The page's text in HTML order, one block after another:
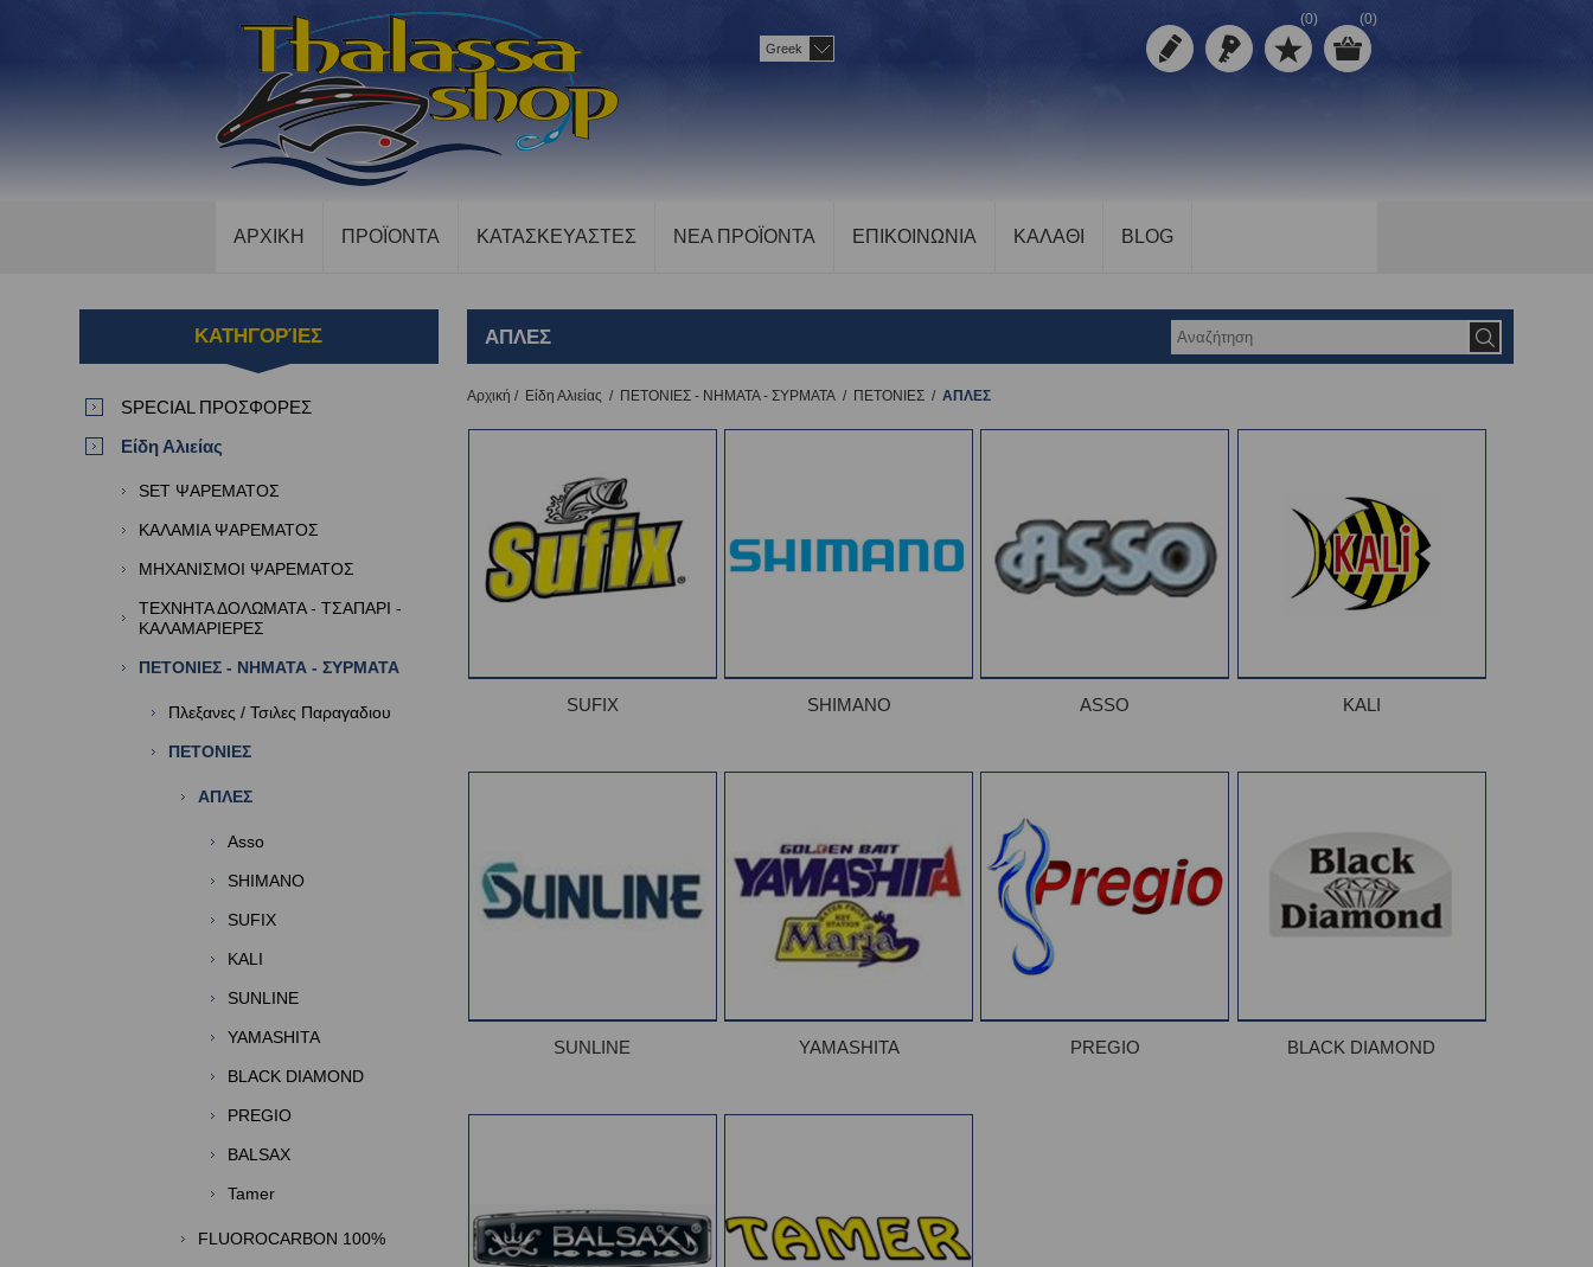
(0) (0)
Greek
ΑΡΧΙΚΗ ΠΡΟΪΟΝΤΑ ΚΑΤΑΣΚΕΥΑΣΤΕΣ ΝΕΑ ΠΡΟΪΟΝΤΑ ΕΠΙΚΟΙΝΩΝΙΑ ΚΑΛΑΘΙ BLOG
ΑΠΛΕΣ
Αρχική / Είδη Αλιείας / ΠΕΤΟΝΙΕΣ - ΝΗΜΑΤΑ - ΣΥΡΜΑΤΑ / ΠΕΤΟΝΙΕΣ / ΑΠΛΕΣ
SUFIX SHIMANO ASSO KALI
SUNLINE YAMASHITA PREGIO BLACK DIAMOND
ΚΑΤΗΓΟΡΊΕΣ
SPECIAL ΠΡΟΣΦΟΡΕΣ
Είδη Αλιείας
SET ΨΑΡΕΜΑΤΟΣ
ΚΑΛΑΜΙΑ ΨΑΡΕΜΑΤΟΣ
ΜΗΧΑΝΙΣΜΟΙ ΨΑΡΕΜΑΤΟΣ
ΤΕΧΝΗΤΑ ΔΟΛΩΜΑΤΑ - ΤΣΑΠΑΡΙ -
ΚΑΛΑΜΑΡΙΕΡΕΣ
ΠΕΤΟΝΙΕΣ - ΝΗΜΑΤΑ - ΣΥΡΜΑΤΑ
Πλεξανες / Τσιλες Παραγαδιου
ΠΕΤΟΝΙΕΣ
ΑΠΛΕΣ
Asso
SHIMANO
SUFIX
KALI
SUNLINE
YAMASHITA
BLACK DIAMOND
PREGIO
BALSAX
Tamer
FLUOROCARBON 100%